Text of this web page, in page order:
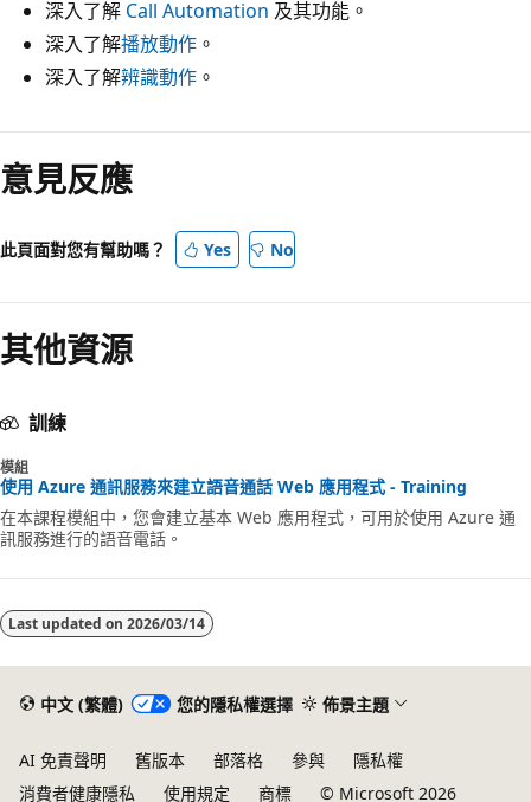
深入了解 Call Automation 及其功能。
深入了解播放動作 。
深入了解辨識動作 。
意見反應
此頁面對您有幫助嗎？ Yes No
其他資源
訓練
模組
使用 Azure 通訊服務來建立語音通話 Web 應用程式 - Training
在本課程模組中，您會建立基本 Web 應用程式，可用於使用 Azure 通
訊服務進行的語音電話。
Last updated on 2026/03/14
中文 (繁體) 您的隱私權選擇 佈景主題
AI 免責聲明 舊版本 部落格 參與
隱私權
消費者健康隱私
使用規定 商標 © Microsoft 2026